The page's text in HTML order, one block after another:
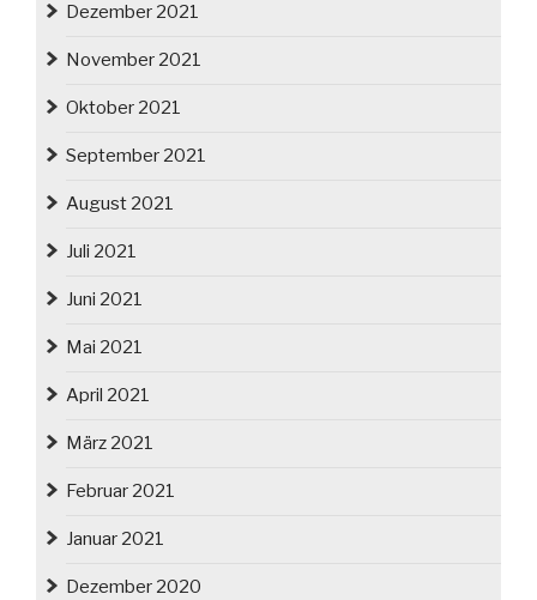
Dezember 2021
November 2021
Oktober 2021
September 2021
August 2021
Juli 2021
Juni 2021
Mai 2021
April 2021
März 2021
Februar 2021
Januar 2021
Dezember 2020